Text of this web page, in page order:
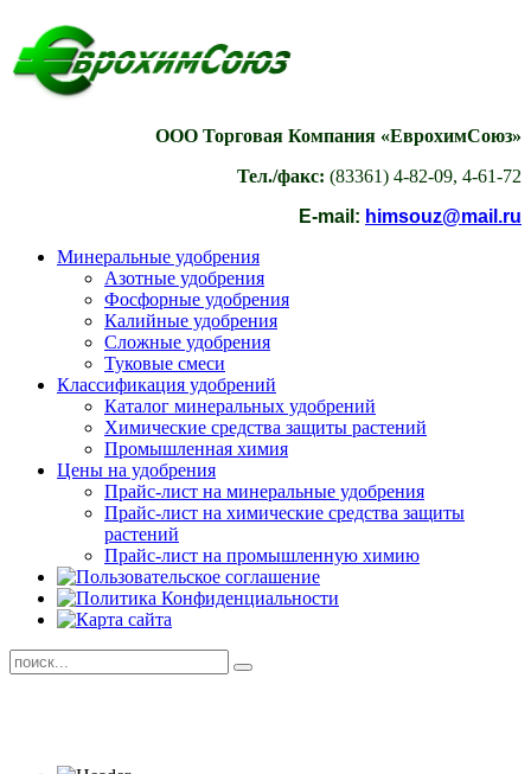
ООО Торговая Компания «ЕврохимСоюз»
Тел./факс: (83361) 4-82-09, 4-61-72
E-mail: himsouz@mail.ru
Минеральные удобрения
Азотные удобрения
Фосфорные удобрения
Калийные удобрения
Сложные удобрения
Туковые смеси
Классификация удобрений
Каталог минеральных удобрений
Химические средства защиты растений
Промышленная химия
Цены на удобрения
Прайс-лист на минеральные удобрения
Прайс-лист на химические средства защиты
растений
Прайс-лист на промышленную химию